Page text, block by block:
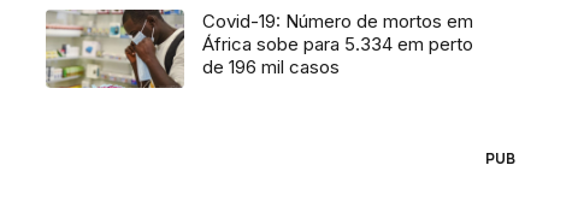
Covid-19: Número de mortos em
África sobe para 5.334 em perto
de 196 mil casos
PUB